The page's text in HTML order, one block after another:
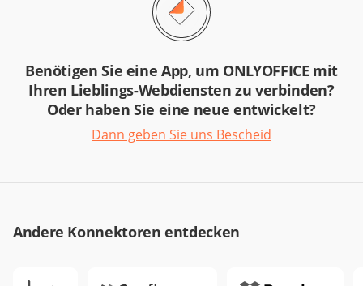
Benötigen Sie eine App, um ONLYOFFICE mit
Ihren Lieblings-Webdiensten zu verbinden?
Oder haben Sie eine neue entwickelt?
Dann geben Sie uns Bescheid
Andere Konnektoren entdecken